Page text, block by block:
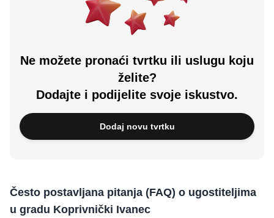
Ne možete pronaći tvrtku ili uslugu koju
želite?
Dodajte i podijelite svoje iskustvo.
Dodaj novu tvrtku
Često postavljana pitanja (FAQ) o ugostiteljima
u gradu Koprivnički Ivanec